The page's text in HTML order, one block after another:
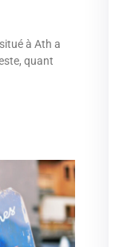
à Ath a
quant